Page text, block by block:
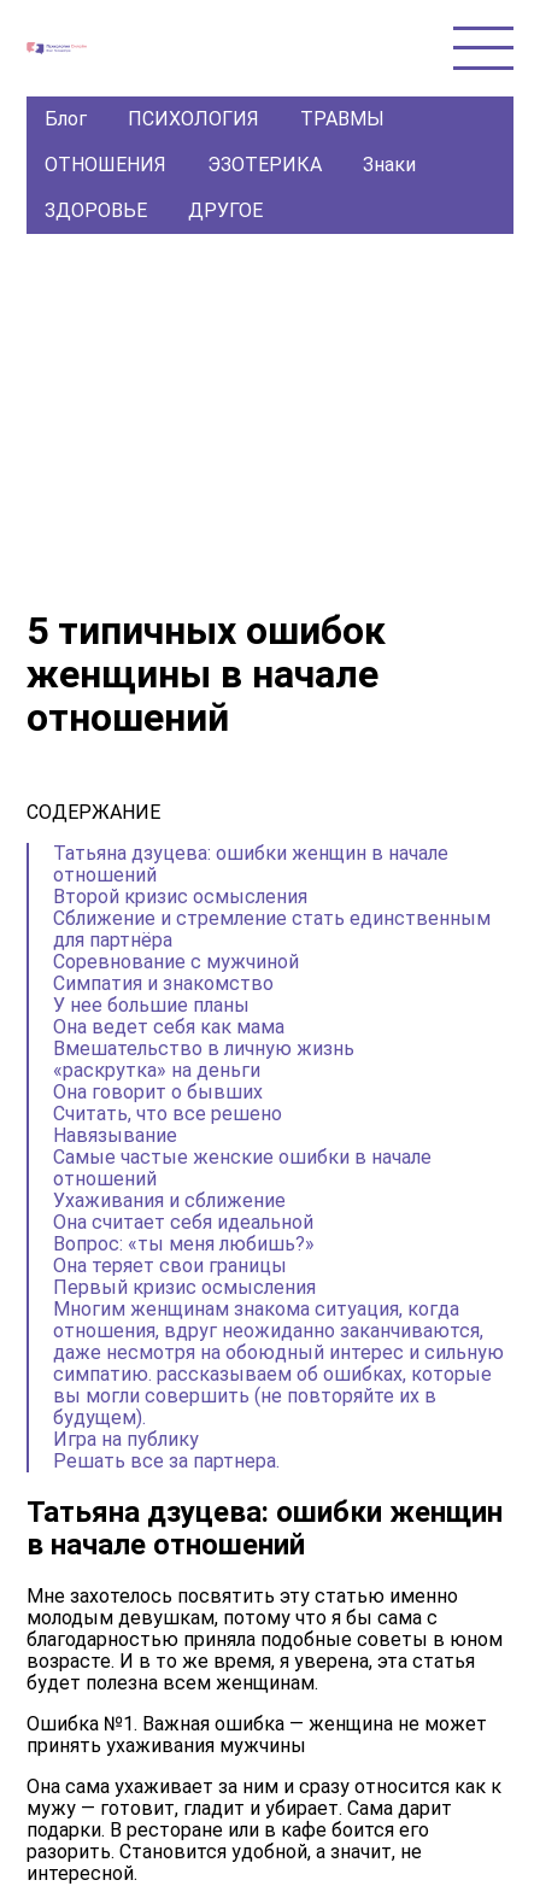
Блог ПСИХОЛОГИЯ
ТРАВМЫ
ОТНОШЕНИЯ
ЭЗОТЕРИКА
Знаки
ЗДОРОВЬЕ
ДРУГОЕ
5 типичных ошибок
женщины в начале
отношений
СОДЕРЖАНИЕ
Татьяна дзуцева: ошибки женщин в начале
отношений
Второй кризис осмысления
Сближение и стремление стать единственным
для партнёра
Соревнование с мужчиной
Симпатия и знакомство
У нее большие планы
Она ведет себя как мама
Вмешательство в личную жизнь
«раскрутка» на деньги
Она говорит о бывших
Считать, что все решено
Навязывание
Самые частые женские ошибки в начале
отношений
Ухаживания и сближение
Она считает себя идеальной
Вопрос: «ты меня любишь?»
Она теряет свои границы
Первый кризис осмысления
Многим женщинам знакома ситуация, когда
отношения, вдруг неожиданно заканчиваются,
даже несмотря на обоюдный интерес и сильную
симпатию. рассказываем об ошибках, которые
вы могли совершить (не повторяйте их в
будущем).
Игра на публику
Решать все за партнера.
Татьяна дзуцева: ошибки женщин
в начале отношений
Мне захотелось посвятить эту статью именно
молодым девушкам, потому что я бы сама с
благодарностью приняла подобные советы в юном
возрасте. И в то же время, я уверена, эта статья
будет полезна всем женщинам.
Ошибка №1. Важная ошибка — женщина не может
принять ухаживания мужчины
Она сама ухаживает за ним и сразу относится как к
мужу — готовит, гладит и убирает. Сама дарит
подарки. В ресторане или в кафе боится его
разорить. Становится удобной, а значит, не
интересной.